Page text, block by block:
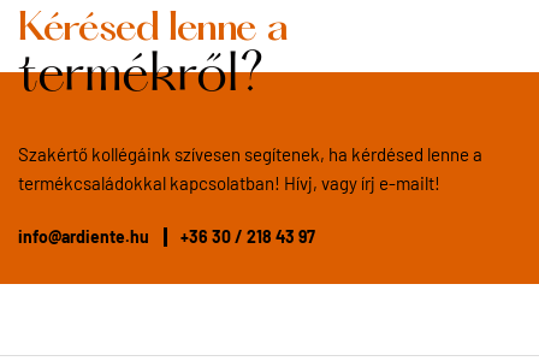
Kérésed lenne a
termékről?
Szakértő kollégáink szívesen segítenek, ha kérdésed lenne a
termékcsaládokkal kapcsolatban! Hívj, vagy írj e-mailt!
info@ardiente.hu +36 30 / 218 43 97